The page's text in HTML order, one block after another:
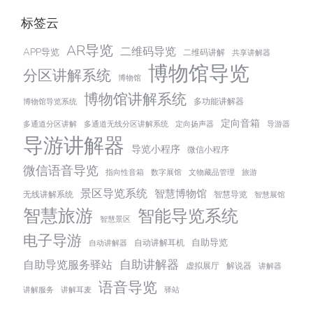
标签云
APP导览 AR导览 二维码导览 二维码讲解 共享讲解器
分区讲解系统 博物馆 博物馆导览
博物馆导览系统 博物馆讲解系统 多功能讲解器
多通道分区讲解 多通道无线分区讲解系统 定向扬声器 定向音箱 导游器
导游讲解器 导览小程序 微信小程序
微信语音导览 指向性音箱 数字展馆 文物藏品管理 旅游
无线讲解系统 景区导览系统 智慧博物馆 智慧导览 智慧展馆
智慧旅游 智慧景区 智能导览系统
电子导游 自动讲解器 自动讲解耳机 自助导览
自助导览服务驿站 自助讲解器 虚拟展厅 解说器 讲解器
讲解服务 讲解耳麦 语音导览 驿站